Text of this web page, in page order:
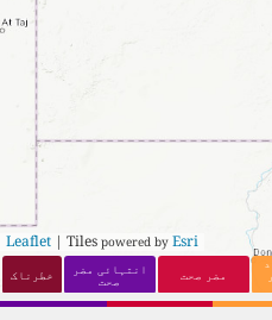
Leaflet | Tilespowered by Esri
مضر صحت انتہائی مضر
صحت خطرناک